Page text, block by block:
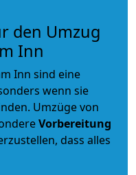
den Umzug
Inn
Inn sind eine
wenn sie
Umzüge von
Vorbereitung
dass alles